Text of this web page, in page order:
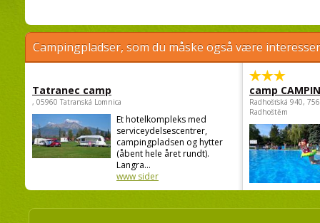
Campingpladser, som du måske også være
Tatranec camp
, 05960 Tatranská Lomnica
Et hotelkompleks med
serviceydelsescentrer,
campingpladsen og hytter
(åbent hele året rundt).
Langra...
www sider
camp
Radhošťská 940,
Radhoštěm